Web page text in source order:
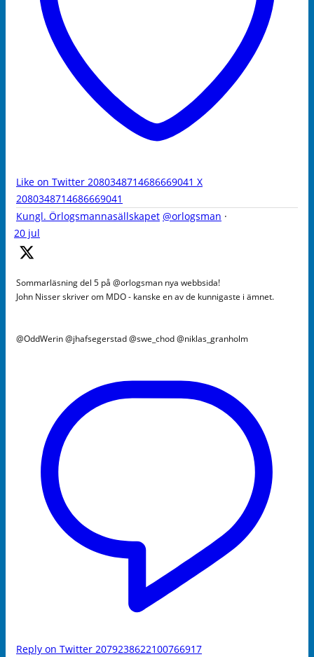
Like on Twitter 2080348714686669041 X
2080348714686669041
Kungl. Örlogsmannasällskapet @orlogsman ·
20 jul
Sommarläsning del 5 på @orlogsman nya webbsida!
John Nisser skriver om MDO - kanske en av de kunnigaste i ämnet.
@OddWerin @jhafsegerstad @swe_chod @niklas_granholm
Reply on Twitter 2079238622100766917